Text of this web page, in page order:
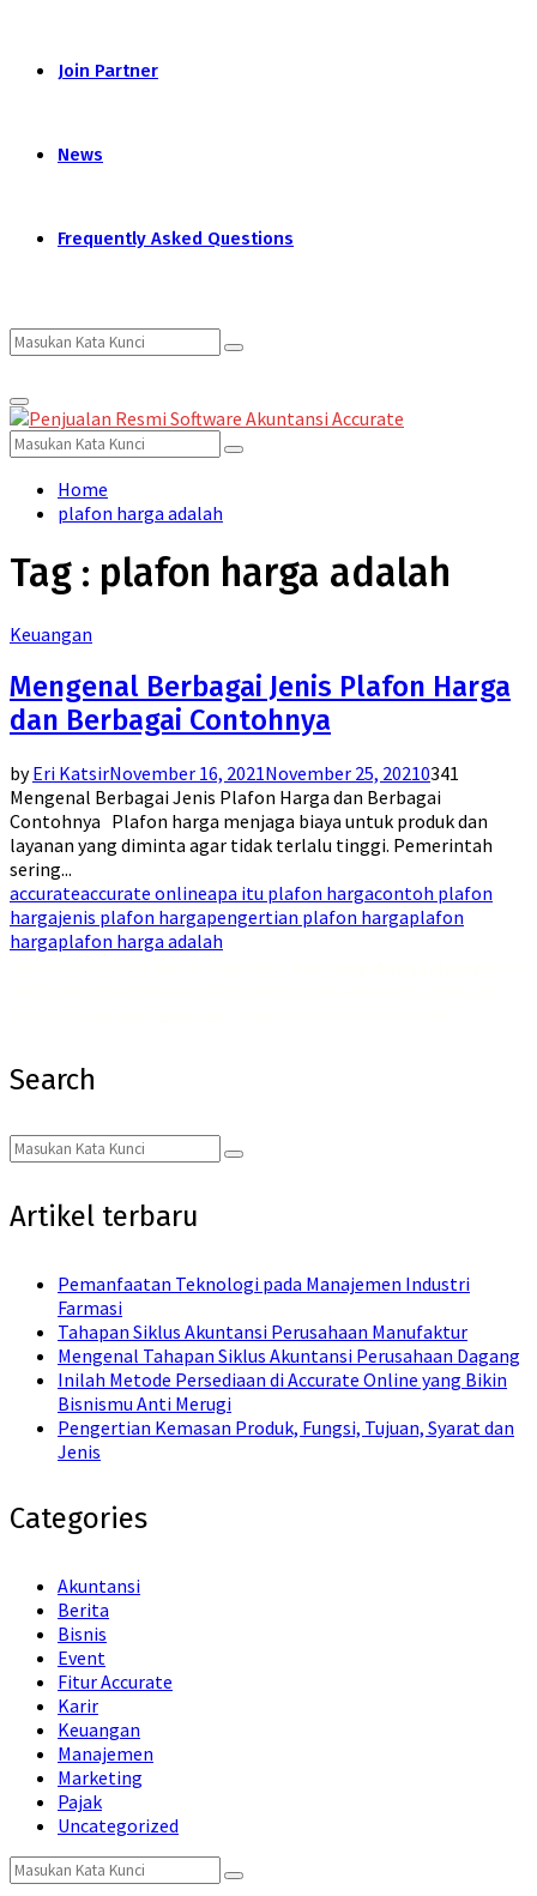
Join Partner
News
Frequently Asked Questions
Search
for:
Search
Primary
Menu
Search
for:
Search
Home
plafon harga adalah
Tag : plafon harga adalah
Keuangan
Mengenal Berbagai Jenis Plafon Harga
dan Berbagai Contohnya
byEri KatsirNovember 16, 2021November 25, 20210341
Mengenal Berbagai Jenis Plafon Harga dan Berbagai
Contohnya Plafon harga menjaga biaya untuk produk dan
layanan yang diminta agar tidak terlalu tinggi. Pemerintah
sering...
accurateaccurate onlineapa itu plafon hargacontoh plafon
hargajenis plafon hargapengertian plafon hargaplafon
hargaplafon harga adalah
Search
Search
for:
Search
Artikel terbaru
Pemanfaatan Teknologi pada Manajemen Industri
Farmasi
Tahapan Siklus Akuntansi Perusahaan Manufaktur
Mengenal Tahapan Siklus Akuntansi Perusahaan Dagang
Inilah Metode Persediaan di Accurate Online yang Bikin
Bisnismu Anti Merugi
Pengertian Kemasan Produk, Fungsi, Tujuan, Syarat dan
Jenis
Categories
Akuntansi
Berita
Bisnis
Event
Fitur Accurate
Karir
Keuangan
Manajemen
Marketing
Pajak
Uncategorized
Search
Search